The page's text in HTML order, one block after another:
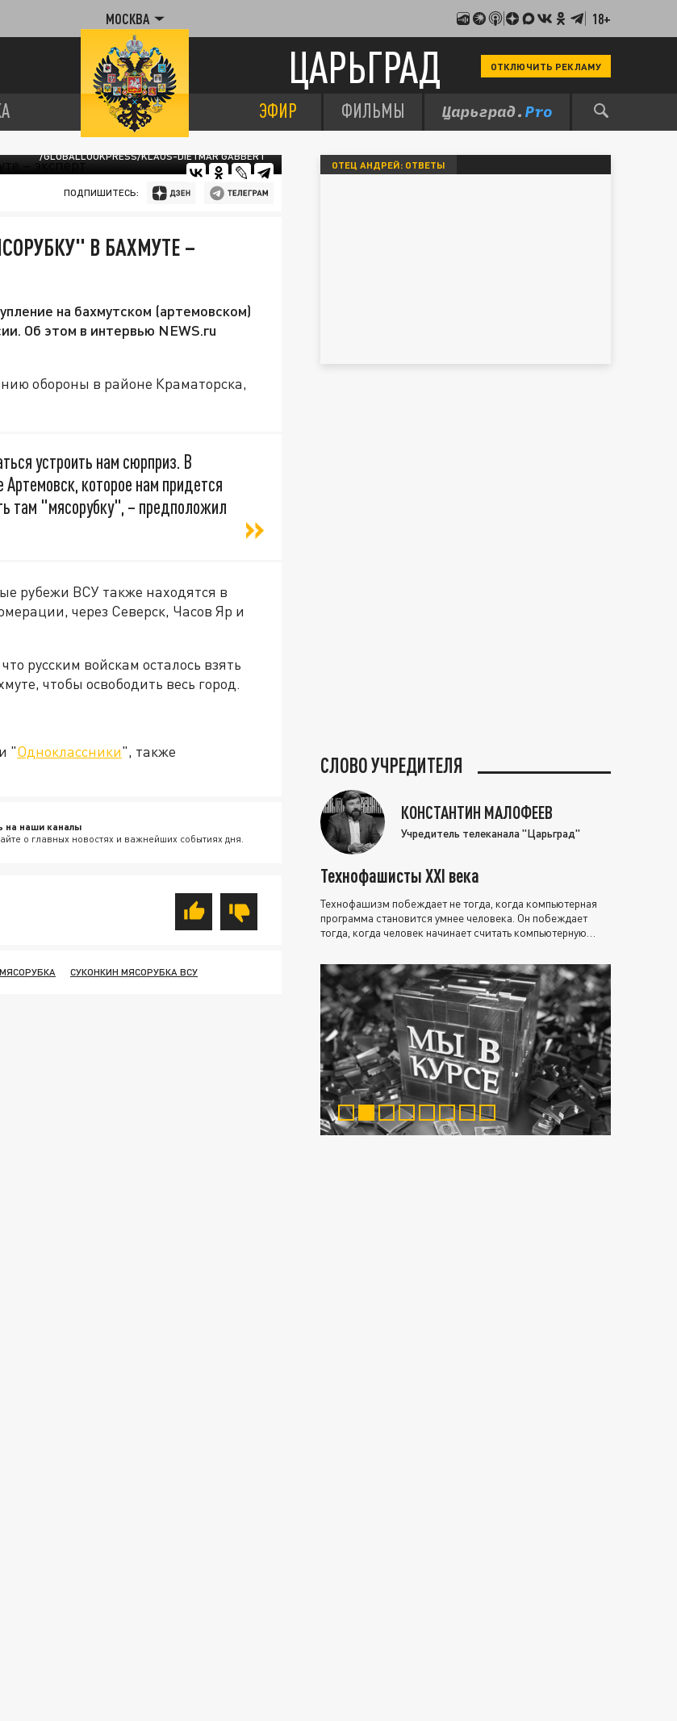
МОСКВА 18+
ЦАРЬГРАД ОТКЛЮЧИТЬ РЕКЛАМУ
ЭФИР ФИЛЬМЫ
/GLOBALLOOKPRESS/KLAUS-DIETMAR GABBERT
ПОДПИШИТЕСЬ:
В БАХМУТЕ –
на бахмутском (артемовском)
Об этом в интервью NEWS.ru
обороны в районе Краматорска,
устроить нам сюрприз. В
Артемовск, которое нам придется
там "мясорубку", – предположил
рубежи ВСУ также находятся в
через Северск, Часов Яр и
русским войскам осталось взять
чтобы освободить весь город.
"Одноклассники", также
на наши каналы
о главных новостях и важнейших событиях дня.
СУКОНКИН МЯСОРУБКА ВСУ
ОТЕЦ АНДРЕЙ: ОТВЕТЫ
СЛОВО УЧРЕДИТЕЛЯ
КОНСТАНТИН МАЛОФЕЕВ
Учредитель телеканала "Царьград"
Технофашисты XXI века
Технофашизм побеждает не тогда, когда компьютерная
программа становится умнее человека. Он побеждает
тогда, когда человек начинает считать компьютерную